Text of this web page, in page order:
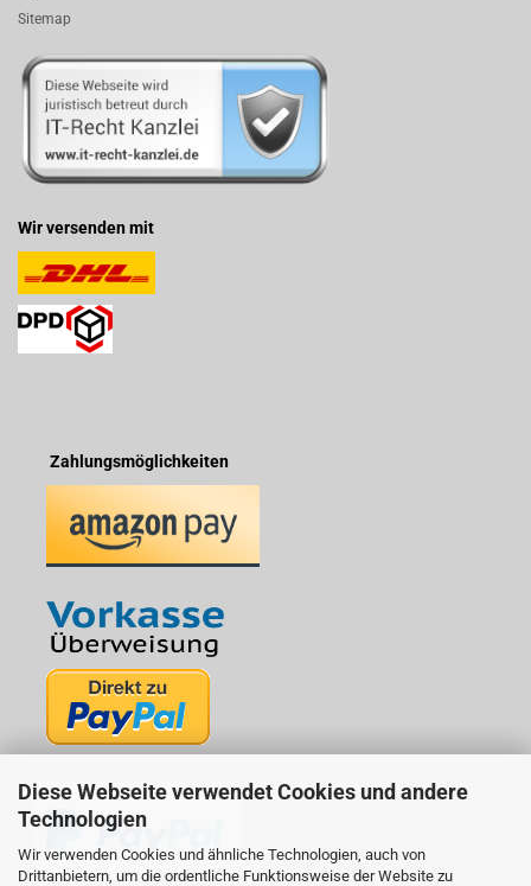
Diese Webseite verwendet Cookies und andere
Technologien
Wir verwenden Cookies und ähnliche Technologien, auch von
Drittanbietern, um die ordentliche Funktionsweise der Website zu
Sitemap
Wir versenden mit
Zahlungsmöglichkeiten